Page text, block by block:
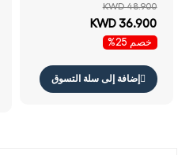
KWD 48.900
KWD 36.900
خصم 25%
إضافة إلى سلة التسوق